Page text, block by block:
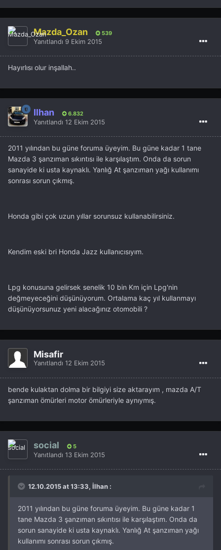
Mazda_Ozan 539
Yanıtlandı 9 Ekim 2015
Hayırlısı olur inşallah..
İlhan 6.832
Yanıtlandı 12 Ekim 2015
2011 yılından bu güne foruma üyeyim. Bu güne kadar 1 tane
Mazda 3 şanzıman sıkıntısı ile karşılaştım. Onda da sorun
sanayide ki usta kaynaklı. Yanlığ At şanzıman yağı kullanımı
sonrası sorun çıkmış.
Honda gibi çok uzun yıllar sorunsuz kullanabilirsiniz.
Kendim eski bri Honda Jazz kullanıcısıyım.
Lpg konusuna gelirsek senelik 10 bin Km için Lpg'nin
değmeyeceğini düşünüyorum. Ortalama kaç yıl kullanmayı
düşünüyorsunuz yeni alacağınız otomobili ?
Misafir
Yanıtlandı 12 Ekim 2015
bende kulaktan dolma bir bilgiyi size aktarayım , mazda A/T
şanzıman ömürleri motor ömürleriyle aynıymış.
social 5
Yanıtlandı 13 Ekim 2015
12.10.2015 at 13:33, İlhan :
2011 yılından bu güne foruma üyeyim. Bu güne kadar 1
tane Mazda 3 şanzıman sıkıntısı ile karşılaştım. Onda da
sorun sanayide ki usta kaynaklı. Yanlığ At şanzıman yağı
kullanımı sonrası sorun çıkmış.